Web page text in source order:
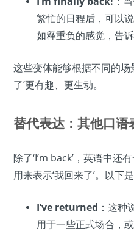
繁忙的日程后，可以
如释重负的感觉，告
这些变体能够根据不同的场
了’更有趣、更生动。
替代表达：其他口语
除了‘I’m back’，英语中还
用来表示‘我回来了’。以下
I’ve returned ：这种
用于一些正式场合，